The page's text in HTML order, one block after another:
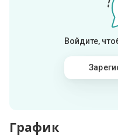
Войдите,
График